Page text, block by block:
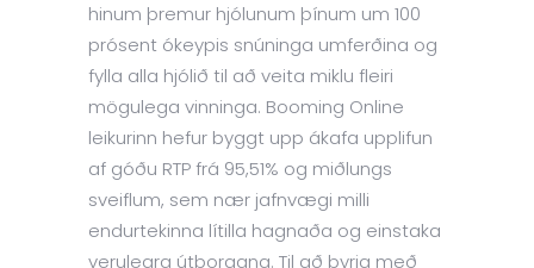
hinum þremur hjólunum þínum um 100
prósent ókeypis snúninga umferðina og
fylla alla hjólið til að veita miklu fleiri
mögulega vinninga. Booming Online
leikurinn hefur byggt upp ákafa upplifun
af góðu RTP frá 95,51% og miðlungs
sveiflum, sem nær jafnvægi milli
endurtekinna lítilla hagnaða og einstaka
verulegra útborgana. Til að byrja með